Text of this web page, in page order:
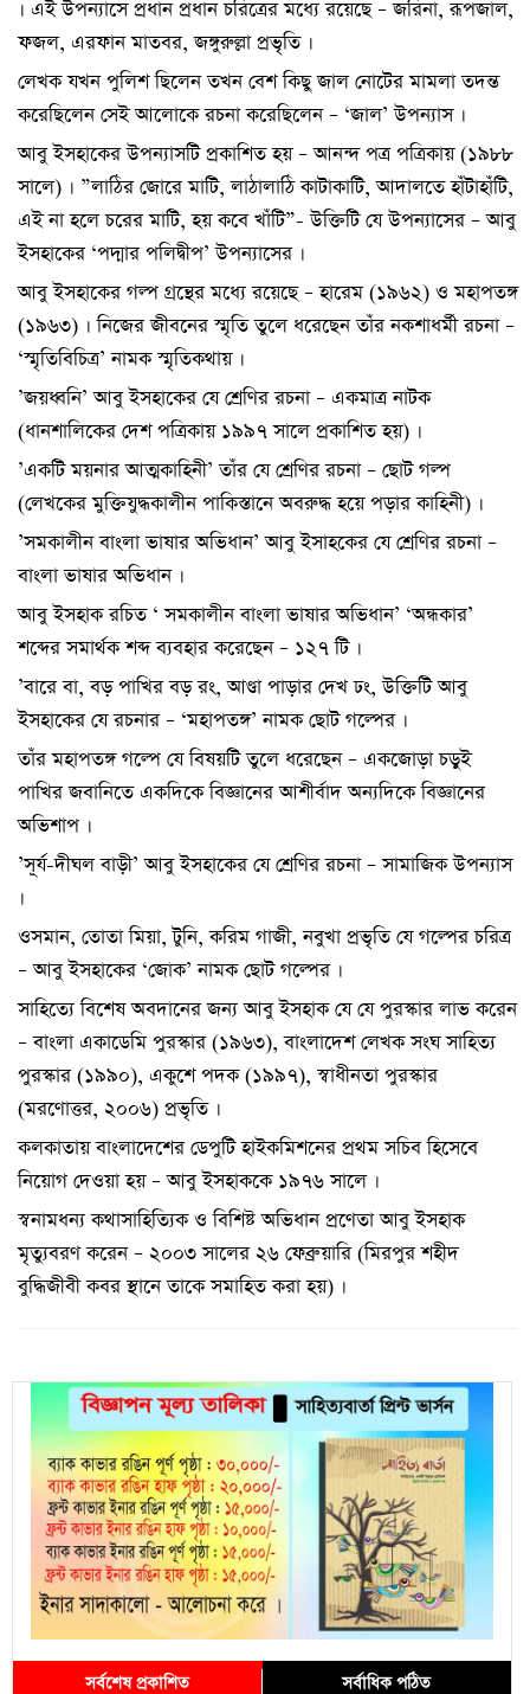
। এই উপন্যাসে প্রধান প্রধান চরিত্রের মধ্যে রয়েছে – জরিনা, রূপজাল,
ফজল, এরফান মাতবর, জঙ্গুরুল্লা প্রভৃতি ।
লেখক যখন পুলিশ ছিলেন তখন বেশ কিছু জাল নোটের মামলা তদন্ত
করেছিলেন সেই আলোকে রচনা করেছিলেন – ‘জাল’ উপন্যাস ।
আবু ইসহাকের উপন্যাসটি প্রকাশিত হয় – আনন্দ পত্র পত্রিকায় (১৯৮৮
সালে) । ”লাঠির জোরে মাটি, লাঠালাঠি কাটাকাটি, আদালতে হাঁটাহাঁটি,
এই না হলে চরের মাটি, হয় কবে খাঁটি”- উক্তিটি যে উপন্যাসের – আবু
ইসহাকের ‘পদ্মার পলিদ্বীপ’ উপন্যাসের ।
আবু ইসহাকের গল্প গ্রন্থের মধ্যে রয়েছে – হারেম (১৯৬২) ও মহাপতঙ্গ
(১৯৬৩) । নিজের জীবনের স্মৃতি তুলে ধরেছেন তাঁর নকশাধর্মী রচনা –
‘স্মৃতিবিচিত্র’ নামক স্মৃতিকথায় ।
’জয়ধ্বনি’ আবু ইসহাকের যে শ্রেণির রচনা – একমাত্র নাটক
(ধানশালিকের দেশ পত্রিকায় ১৯৯৭ সালে প্রকাশিত হয়) ।
’একটি ময়নার আত্মকাহিনী’ তাঁর যে শ্রেণির রচনা – ছোট গল্প
(লেখকের মুক্তিযুদ্ধকালীন পাকিস্তানে অবরুদ্ধ হয়ে পড়ার কাহিনী) ।
’সমকালীন বাংলা ভাষার অভিধান’ আবু ইসাহকের যে শ্রেণির রচনা –
বাংলা ভাষার অভিধান ।
আবু ইসহাক রচিত ‘ সমকালীন বাংলা ভাষার অভিধান’ ‘অন্ধকার’
শব্দের সমার্থক শব্দ ব্যবহার করেছেন – ১২৭ টি ।
’বারে বা, বড় পাখির বড় রং, আণ্ডা পাড়ার দেখ ঢং, উক্তিটি আবু
ইসহাকের যে রচনার – ‘মহাপতঙ্গ’ নামক ছোট গল্পের ।
তাঁর মহাপতঙ্গ গল্পে যে বিষয়টি তুলে ধরেছেন – একজোড়া চড়ুই
পাখির জবানিতে একদিকে বিজ্ঞানের আশীর্বাদ অন্যদিকে বিজ্ঞানের
অভিশাপ ।
’সূর্য-দীঘল বাড়ী’ আবু ইসহাকের যে শ্রেণির রচনা – সামাজিক উপন্যাস
।
ওসমান, তোতা মিয়া, টুনি, করিম গাজী, নবুখা প্রভৃতি যে গল্পের চরিত্র
– আবু ইসহাকের ‘জোক’ নামক ছোট গল্পের ।
সাহিত্যে বিশেষ অবদানের জন্য আবু ইসহাক যে যে পুরস্কার লাভ করেন
– বাংলা একাডেমি পুরস্কার (১৯৬৩), বাংলাদেশ লেখক সংঘ সাহিত্য
পুরস্কার (১৯৯০), একুশে পদক (১৯৯৭), স্বাধীনতা পুরস্কার
(মরণোত্তর, ২০০৬) প্রভৃতি ।
কলকাতায় বাংলাদেশের ডেপুটি হাইকমিশনের প্রথম সচিব হিসেবে
নিয়োগ দেওয়া হয় – আবু ইসহাককে ১৯৭৬ সালে ।
স্বনামধন্য কথাসাহিত্যিক ও বিশিষ্ট অভিধান প্রণেতা আবু ইসহাক
মৃত্যুবরণ করেন – ২০০৩ সালের ২৬ ফেব্রুয়ারি (মিরপুর শহীদ
বুদ্ধিজীবী কবর স্থানে তাকে সমাহিত করা হয়) ।
সর্বশেষ প্রকাশিত সর্বাধিক পঠিত